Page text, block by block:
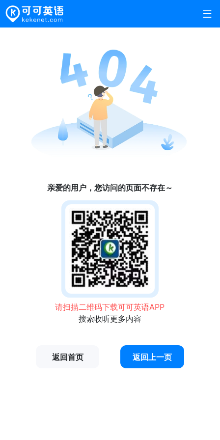
亲爱的用户，您访问的页面不存在～
请扫描二维码下载可可英语APP
搜索收听更多内容
返回首页 返回上一页